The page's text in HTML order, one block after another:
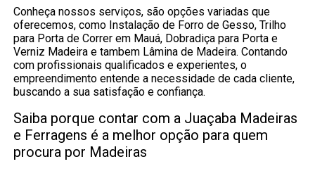
Conheça nossos serviços, são opções variadas que
oferecemos, como Instalação de Forro de Gesso, Trilho
para Porta de Correr em Mauá, Dobradiça para Porta e
Verniz Madeira e tambem Lâmina de Madeira. Contando
com profissionais qualificados e experientes, o
empreendimento entende a necessidade de cada cliente,
buscando a sua satisfação e confiança.
Saiba porque contar com a Juaçaba Madeiras
e Ferragens é a melhor opção para quem
procura por Madeiras